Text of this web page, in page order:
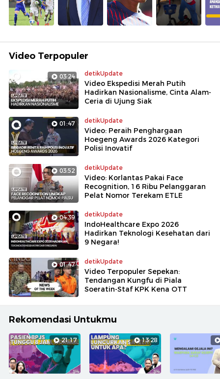
Video Terpopuler
03:24 detikUpdate
Video Ekspedisi Merah Putih
Hadirkan Nasionalisme, Cinta Alam-
Ceria di Ujung Siak
01:47 detikUpdate
Video: Peraih Penghargaan
Hoegeng Awards 2026 Kategori
Polisi Inovatif
03:52 detikUpdate
Video: Korlantas Pakai Face
Recognition, 16 Ribu Pelanggaran
Pelat Nomor Terekam ETLE
04:39 detikUpdate
IndoHealthcare Expo 2026
Hadirkan Teknologi Kesehatan dari
9 Negara!
01:47 detikUpdate
Video Terpopuler Sepekan:
Tendangan Kungfu di Piala
Soeratin-Staf KPK Kena OTT
Rekomendasi Untukmu
21:17 13:28